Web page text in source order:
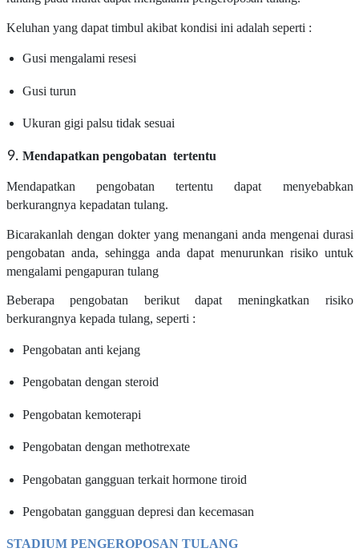
Keluhan yang dapat timbul akibat kondisi ini adalah seperti :
Gusi mengalami resesi
Gusi turun
Ukuran gigi palsu tidak sesuai
Mendapatkan pengobatan tertentu
Mendapatkan
pengobatan tertentu dapat menyebabkan
berkurangnya kepadatan tulang.
Bicarakanlah dengan dokter yang menangani anda mengenai durasi
pengobatan anda, sehingga anda dapat menurunkan risiko untuk
mengalami pengapuran tulang
Beberapa pengobatan berikut dapat meningkatkan risiko
berkurangnya kepada tulang, seperti :
Pengobatan anti kejang
Pengobatan dengan steroid
Pengobatan kemoterapi
Pengobatan dengan methotrexate
Pengobatan gangguan terkait hormone tiroid
Pengobatan gangguan depresi dan kecemasan
STADIUM PENGEROPOSAN TULANG